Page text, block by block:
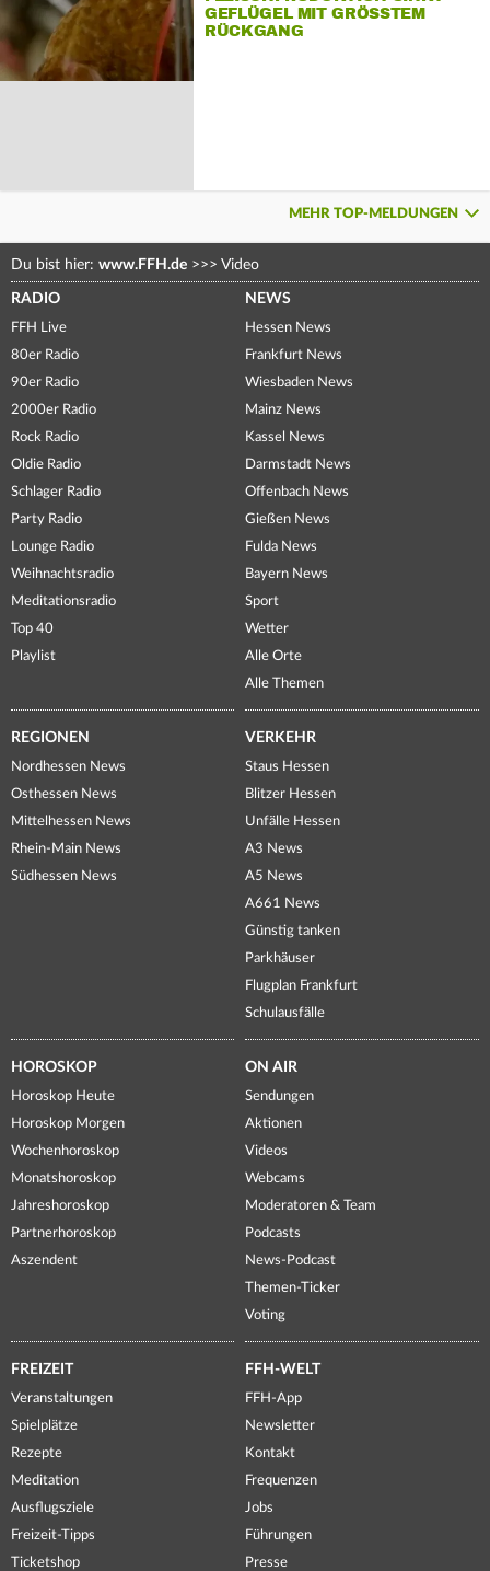
GEFLÜGEL MIT GRÖSSTEM R
ÜCKGANG
MEHR TOP-MELDUNGEN
Du bist hier: www.FFH.de >>> Video
RADIO
FFH Live
80er Radio
90er Radio
2000er Radio
Rock Radio
Oldie Radio
Schlager Radio
Party Radio
Lounge Radio
Weihnachtsradio
Meditationsradio
Top 40
Playlist
NEWS
Hessen News
Frankfurt News
Wiesbaden News
Mainz News
Kassel News
Darmstadt News
Offenbach News
Gießen News
Fulda News
Bayern News
Sport
Wetter
Alle Orte
Alle Themen
REGIONEN
Nordhessen News
Osthessen News
Mittelhessen News
Rhein-Main News
Südhessen News
VERKEHR
Staus Hessen
Blitzer Hessen
Unfälle Hessen
A3 News
A5 News
A661 News
Günstig tanken
Parkhäuser
Flugplan Frankfurt
Schulausfälle
HOROSKOP
Horoskop Heute
Horoskop Morgen
Wochenhoroskop
Monatshoroskop
Jahreshoroskop
Partnerhoroskop
Aszendent
ON AIR
Sendungen
Aktionen
Videos
Webcams
Moderatoren & Team
Podcasts
News-Podcast
Themen-Ticker
Voting
FREIZEIT
Veranstaltungen
Spielplätze
Rezepte
Meditation
Ausflugsziele
Freizeit-Tipps
Ticketshop
FFH-WELT
FFH-App
Newsletter
Kontakt
Frequenzen
Jobs
Führungen
Presse